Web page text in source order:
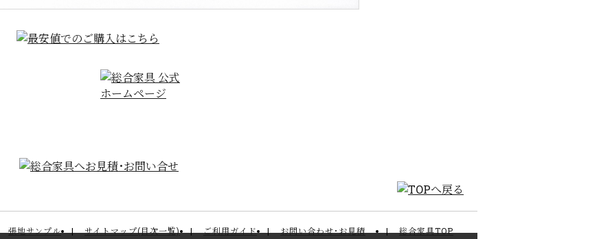
張地サンプル サイトマップ(目次一覧) ご利用ガイド お問い合わせ･お見積 総合家具TOP